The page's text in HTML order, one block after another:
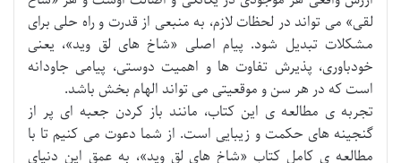
لقی» می تواند در لحظات لازم، به منبعی از قدرت و راه حلی برای
مشکلات تبدیل شود. پیام اصلی «شاخ های لق وید»، یعنی
خودباوری، پذیرش تفاوت ها و اهمیت دوستی، پیامی جاودانه
است که در هر سن و موقعیتی می تواند الهام بخش باشد.
تجربه ی مطالعه ی این کتاب، مانند باز کردن جعبه ای پر از
گنجینه های حکمت و زیبایی است. از شما دعوت می کنیم تا با
مطالعه ی کامل کتاب «شاخ های لق وید»، به عمق این دنیای